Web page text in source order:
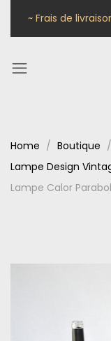
~ Frais de
Home Boutique
Lampe Design
Lampe Calor